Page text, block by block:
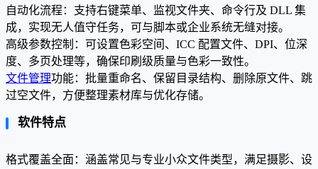
自动化流程：支持右键菜单、监视文件夹、命令行及 DLL 集
成，实现无人值守任务，可与脚本或企业系统无缝对接。
高级参数控制：可设置色彩空间、ICC 配置文件、DPI、位深
度、多页处理等，确保印刷级质量与色彩一致性。
文件管理功能：批量重命名、保留目录结构、删除原文件、跳
过空文件，方便整理素材库与优化存储。
软件特点
格式覆盖全面：涵盖常见与专业小众文件类型，满足摄影、设